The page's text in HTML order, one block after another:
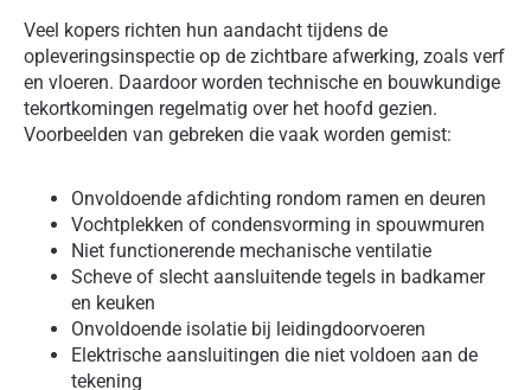
Veel kopers richten hun aandacht tijdens de
opleveringsinspectie op de zichtbare afwerking, zoals verf
en vloeren. Daardoor worden technische en bouwkundige
tekortkomingen regelmatig over het hoofd gezien.
Voorbeelden van gebreken die vaak worden gemist:
Onvoldoende afdichting rondom ramen en deuren
Vochtplekken of condensvorming in spouwmuren
Niet functionerende mechanische ventilatie
Scheve of slecht aansluitende tegels in badkamer
en keuken
Onvoldoende isolatie bij leidingdoorvoeren
Elektrische aansluitingen die niet voldoen aan de
tekening